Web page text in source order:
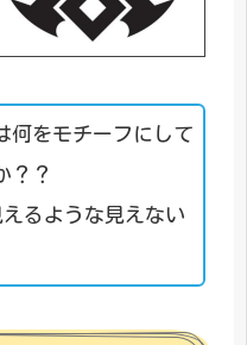
何をモチーフにして
？？
るような見えない